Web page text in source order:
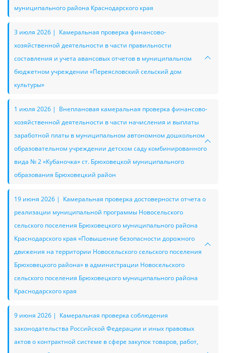
муниципального района Краснодарского края
3 июля 2026 | Камеральная проверка финансово-
хозяйственной деятельности в части правильности
составления и учета авансовых отчетов в муниципальном
бюджетном учреждении «Переясловский сельский дом
культуры»
1 июля 2026 | Внеплановая камеральная проверка финансово-
хозяйственной деятельности в части начисления и выплаты
заработной платы в муниципальном автономном дошкольном
образовательном учреждении детском саду комбинированного
вида № 2 «Кубаночка» ст. Брюховецкой муниципального
образования Брюховецкий район
19 июня 2026 | Камеральная проверка достоверности отчета о
реализации муниципальной программы Новосельского
сельского поселения Брюховецкого муниципального района
Краснодарского края «Повышение безопасности дорожного
движения на территории Новосельского сельского поселения
Брюховецкого района» в администрации Новосельского
сельского поселения Брюховецкого муниципального района
Краснодарского края
9 июня 2026 | Камеральная проверка соблюдения
законодательства Российской Федерации и иных правовых
актов о контрактной системе в сфере закупок товаров, работ,